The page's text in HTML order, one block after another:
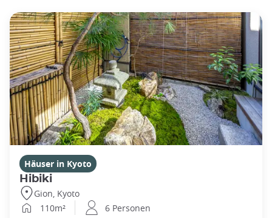
Häuser in Kyoto
Hibiki
Gion, Kyoto
110m²
6 Personen